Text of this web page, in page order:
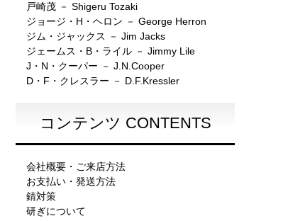
戸崎茂 － Shigeru Tozaki
ジョージ・H・ヘロン － George Herron
ジム・ジャックス － Jim Jacks
ジェームス・B・ライル － Jimmy Lile
J・N・クーパー － J.N.Cooper
D・F・クレスラー － D.F.Kressler
コンテンツ CONTENTS
会社概要・ご来店方法
お支払い・発送方法
錆対策
研ぎについて